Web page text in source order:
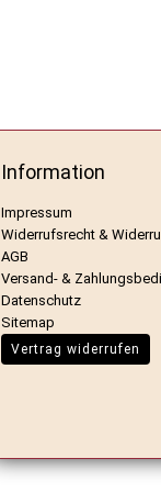
Information
Impressum
Widerrufsrecht &
AGB
Versand- &
Datenschutz
Sitemap
Vertrag widerrufen